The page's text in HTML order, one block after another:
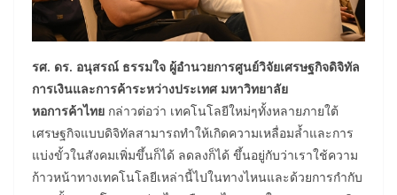
รศ. ดร. อนุสรณ์ ธรรมใจ ผู้อำนวยการศูนย์วิจัยเศรษฐกิจดิจิทัล
การเงินและการค้าระหว่างประเทศ มหาวิทยาลัย
หอการค้าไทย กล่าวต่อว่า เทคโนโลยีใหม่ๆทั้งหลายภายใต้
เศรษฐกิจแบบดิจิทัลสามารถทำให้เกิดความเหลื่อมล้ำและการ
แบ่งขั้วในสังคมเพิ่มขึ้นก็ได้ ลดลงก็ได้ ขึ้นอยู่กับว่าเราใช้ความ
ก้าวหน้าทางเทคโนโลยีเหล่านี้ไปในทางไหนและด้วยการกำกับ